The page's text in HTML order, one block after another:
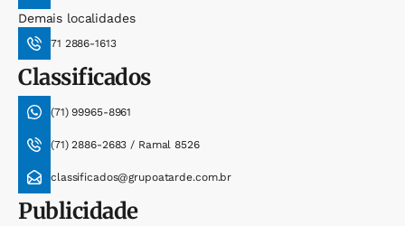
Demais localidades
71 2886-1613
Classificados
(71) 99965-8961
(71) 2886-2683 / Ramal 8526
classificados@grupoatarde.com.br
Publicidade